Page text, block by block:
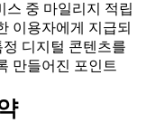
중 마일리지 적립
이용자에게 지급되
디지털 콘텐츠를
만들어진 포인트